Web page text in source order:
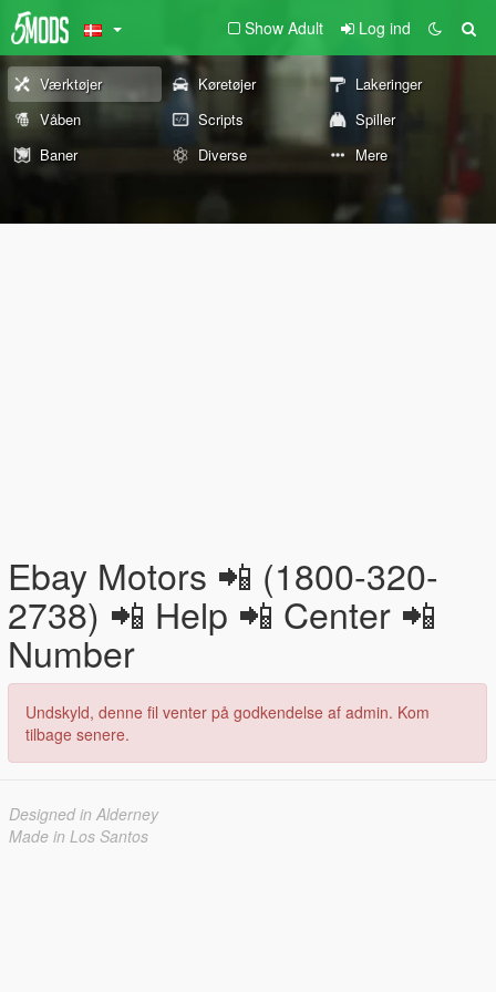
Show Adult Log ind
Værktøjer Køretøjer
Lakeringer
Våben
Scripts
Spiller
Baner
Diverse Mere
Ebay Motors 📲 (1800-320-
2738) 📲 Help 📲 Center 📲
Number
Undskyld, denne fil venter på godkendelse af admin. Kom
tilbage senere.
Designed in Alderney
Made in Los Santos